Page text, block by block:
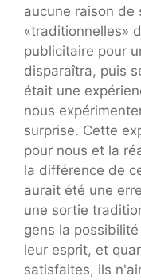
aucune raison de
«traditionnelles»
publicitaire pour
disparaîtra, puis
était une
nous
surprise. Cette
pour nous et la
la différence de
aurait été une
une sortie
gens la
leur esprit, et
satisfaites, ils